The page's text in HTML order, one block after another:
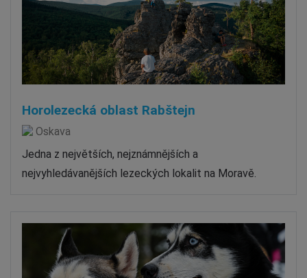
Horolezecká oblast Rabštejn
Oskava
Jedna z největších, nejznámnějších a
nejvyhledávanějších lezeckých lokalit na Moravě.